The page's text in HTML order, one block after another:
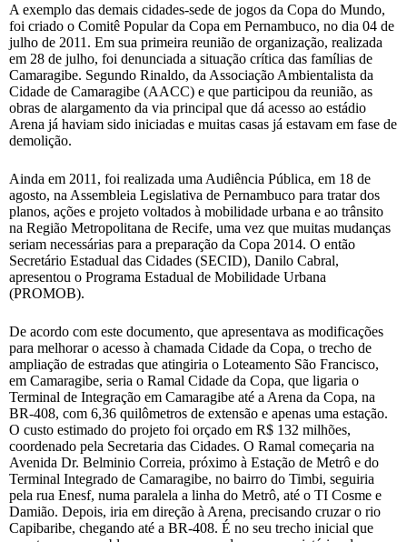
A exemplo das demais cidades-sede de jogos da Copa do Mundo,
foi criado o Comitê Popular da Copa em Pernambuco, no dia 04 de
julho de 2011. Em sua primeira reunião de organização, realizada
em 28 de julho, foi denunciada a situação crítica das famílias de
Camaragibe. Segundo Rinaldo, da Associação Ambientalista da
Cidade de Camaragibe (AACC) e que participou da reunião, as
obras de alargamento da via principal que dá acesso ao estádio
Arena já haviam sido iniciadas e muitas casas já estavam em fase de
demolição.
Ainda em 2011, foi realizada uma Audiência Pública, em 18 de
agosto, na Assembleia Legislativa de Pernambuco para tratar dos
planos, ações e projeto voltados à mobilidade urbana e ao trânsito
na Região Metropolitana de Recife, uma vez que muitas mudanças
seriam necessárias para a preparação da Copa 2014. O então
Secretário Estadual das Cidades (SECID), Danilo Cabral,
apresentou o Programa Estadual de Mobilidade Urbana
(PROMOB).
De acordo com este documento, que apresentava as modificações
para melhorar o acesso à chamada Cidade da Copa, o trecho de
ampliação de estradas que atingiria o Loteamento São Francisco,
em Camaragibe, seria o Ramal Cidade da Copa, que ligaria o
Terminal de Integração em Camaragibe até a Arena da Copa, na
BR-408, com 6,36 quilômetros de extensão e apenas uma estação.
O custo estimado do projeto foi orçado em R$ 132 milhões,
coordenado pela Secretaria das Cidades. O Ramal começaria na
Avenida Dr. Belminio Correia, próximo à Estação de Metrô e do
Terminal Integrado de Camaragibe, no bairro do Timbi, seguiria
pela rua Enesf, numa paralela a linha do Metrô, até o TI Cosme e
Damião. Depois, iria em direção à Arena, precisando cruzar o rio
Capibaribe, chegando até a BR-408. É no seu trecho inicial que